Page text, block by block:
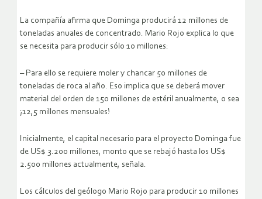
La compañía afirma que Dominga producirá 12 millones de
toneladas anuales de concentrado. Mario Rojo explica lo que
se necesita para producir sólo 10 millones:
– Para ello se requiere moler y chancar 50 millones de
toneladas de roca al año. Eso implica que se deberá mover
material del orden de 150 millones de estéril anualmente, o sea
¡12,5 millones mensuales!
Inicialmente, el capital necesario para el proyecto Dominga fue
de US$ 3.200 millones, monto que se rebajó hasta los US$
2.500 millones actualmente, señala.
Los cálculos del geólogo Mario Rojo para producir 10 millones